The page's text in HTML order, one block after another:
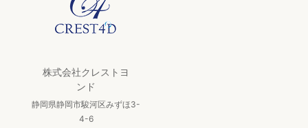
株式会社クレストヨ
ンド
静岡県静岡市駿河区みずほ3-
4-6